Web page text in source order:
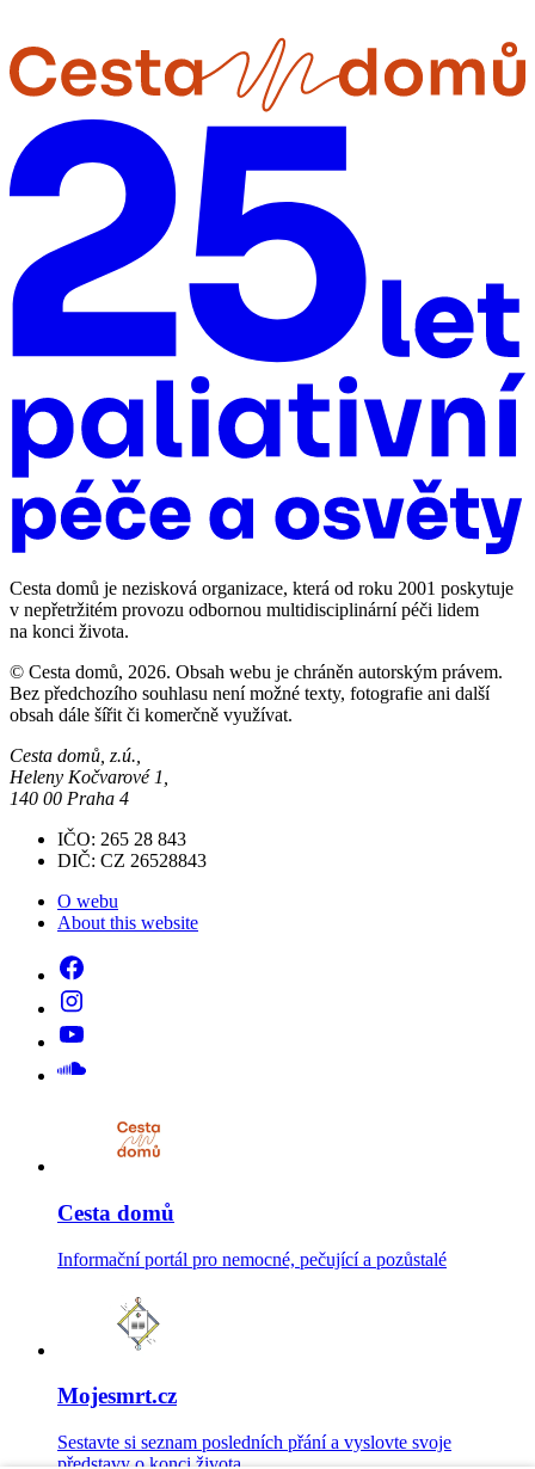
Cesta domů je nezisková organizace, která od roku 2001 poskytuje
v nepřetržitém provozu odbornou multidisciplinární péči lidem
na konci života.
© Cesta domů, 2026. Obsah webu je chráněn autorským právem.
Bez předchozího souhlasu není možné texty, fotografie ani další
obsah dále šířit či komerčně využívat.
Cesta domů, z.ú.,
Heleny Kočvarové 1,
140 00 Praha 4
IČO: 265 28 843
DIČ: CZ 26528843
O webu
About this website
Cesta domů
Informační portál pro nemocné, pečující a pozůstalé
Mojesmrt.cz
Sestavte si seznam posledních přání a vyslovte svoje
představy o konci života